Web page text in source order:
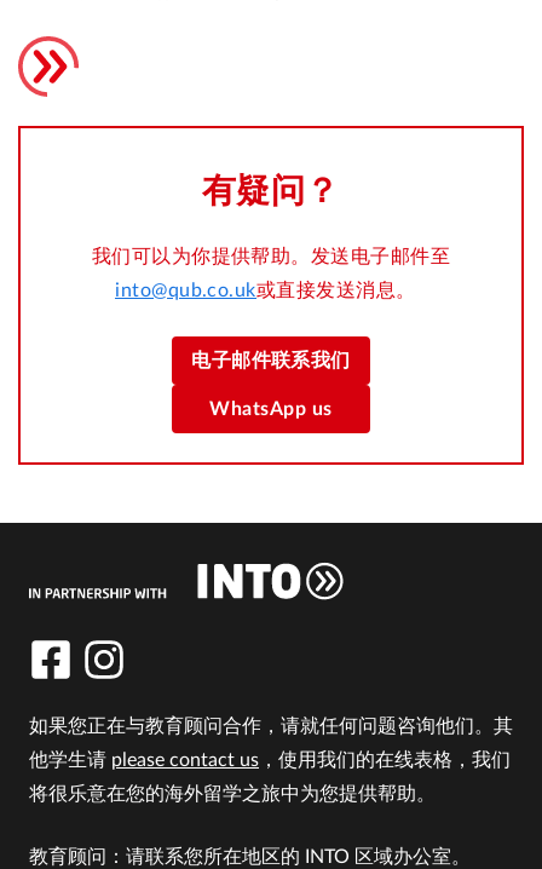
有疑问？
我们可以为你提供帮助。发送电子邮件至
into@qub.co.uk或直接发送消息。
电子邮件联系我们
WhatsApp us
如果您正在与教育顾问合作，请就任何问题咨询他们。其
他学生请 please contact us ，使用我们的在线表格，我们
将很乐意在您的海外留学之旅中为您提供帮助。
教育顾问：请联系您所在地区的 INTO 区域办公室。